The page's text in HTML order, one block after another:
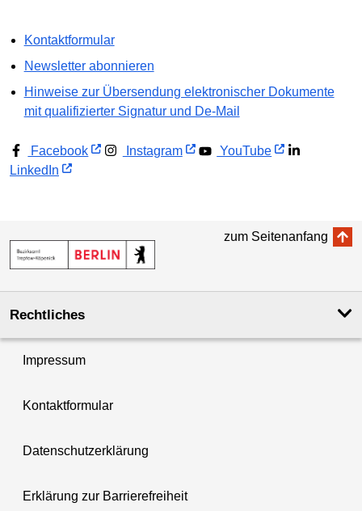
Kontaktformular
Newsletter abonnieren
Hinweise zur Übersendung elektronischer Dokumente
mit qualifizierter Signatur und De-Mail
Facebook Instagram
YouTube
LinkedIn
zum Seitenanfang
Rechtliches
Impressum
Kontaktformular
Datenschutzerklärung
Erklärung zur Barrierefreiheit